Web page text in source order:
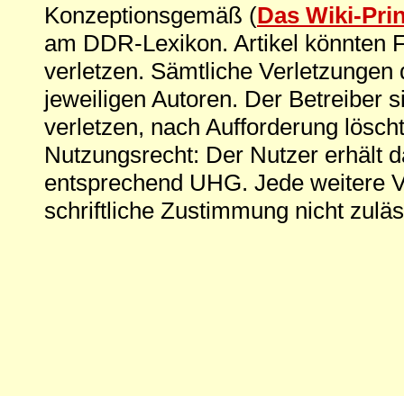
Konzeptionsgemäß (Das Wiki-
am DDR-Lexikon. Artikel könnten
verletzen. Sämtliche
jeweiligen Autoren. Der Betreiber
verletzen, nach Aufforderung
Nutzungsrecht: Der Nutzer erhält
entsprechend UHG. Jede weitere
schriftliche Zustimmung nicht